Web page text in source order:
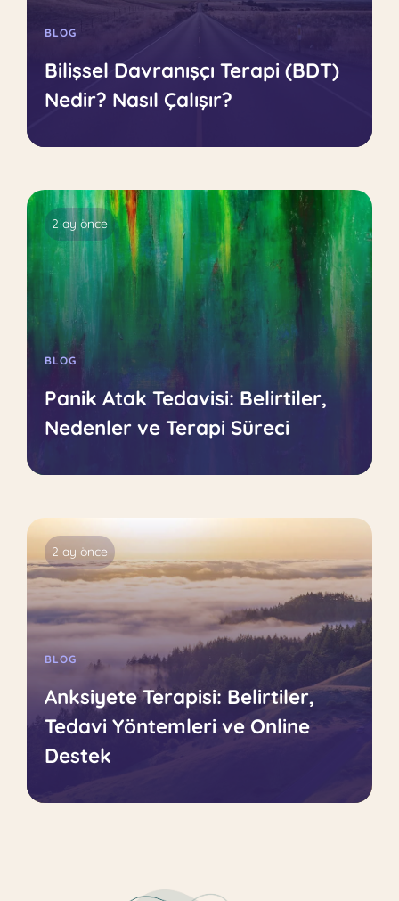
BLOG
Bilişsel Davranışçı Terapi (BDT)
Nedir? Nasıl Çalışır?
2 ay önce
BLOG
Panik Atak Tedavisi: Belirtiler,
Nedenler ve Terapi Süreci
2 ay önce
BLOG
Anksiyete Terapisi: Belirtiler,
Tedavi Yöntemleri ve Online
Destek